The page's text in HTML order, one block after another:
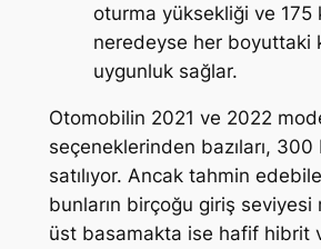
oturma yüksekliği ve 175
neredeyse her boyuttaki
uygunluk sağlar.
Otomobilin 2021 ve 2022
seçeneklerinden bazıları, 300
satılıyor. Ancak tahmin
bunların birçoğu giriş seviyesi
üst basamakta ise hafif hibrit